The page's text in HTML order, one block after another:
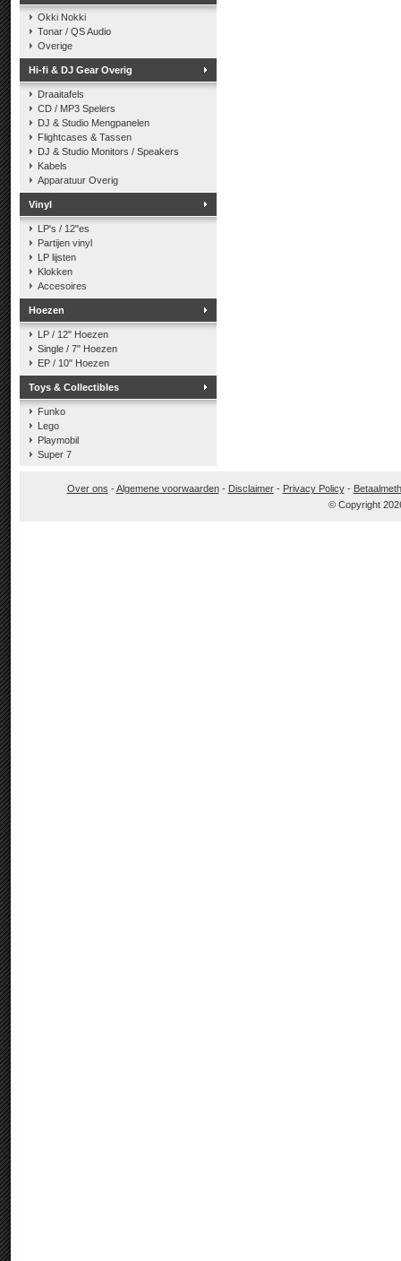
Okki Nokki
Tonar / QS Audio
Overige
Hi-fi & DJ Gear Overig
Draaitafels
CD / MP3 Spelers
DJ & Studio Mengpanelen
Flightcases & Tassen
DJ & Studio Monitors / Speakers
Kabels
Apparatuur Overig
Vinyl
LP's / 12"es
Partijen vinyl
LP lijsten
Klokken
Accesoires
Hoezen
LP / 12" Hoezen
Single / 7" Hoezen
EP / 10" Hoezen
Toys & Collectibles
Funko
Lego
Playmobil
Super 7
Over ons -Algemene voorwaarden- Disclaimer- Privacy Policy-
© Copyright